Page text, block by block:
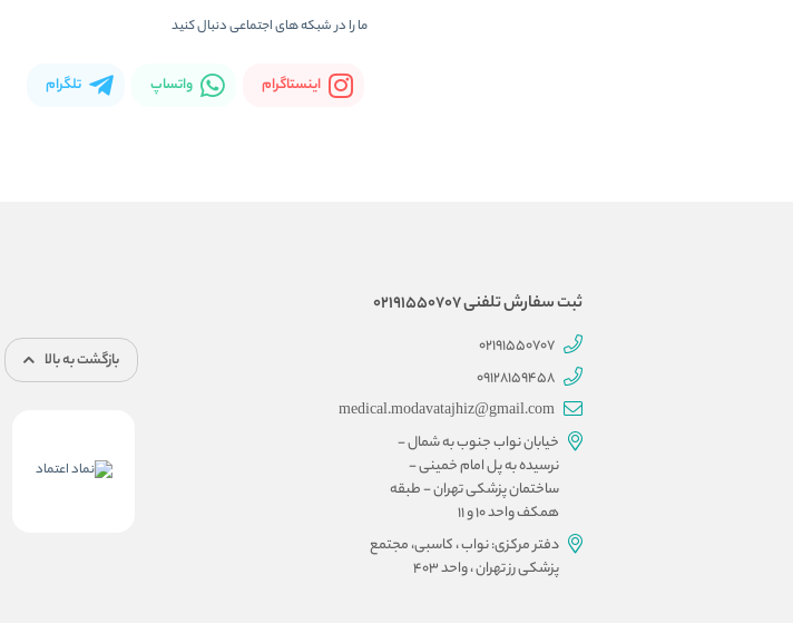
ما را در شبکه های اجتماعی دنبال کنید
اینستاگرام واتساپ تلگرام
ثبت سفارش تلفنی 02191550707
02191550707
09128159458
medical.modavatajhiz@gmail.com
خیابان نواب جنوب به شمال -
نرسیده به پل امام خمینی -
ساختمان پزشکی تهران - طبقه
همکف واحد ۱۰ و ۱۱
دفتر مرکزی: نواب ، کاسبی، مجتمع
پزشکی رز تهران ، واحد ۴۰۳
بازگشت به بالا